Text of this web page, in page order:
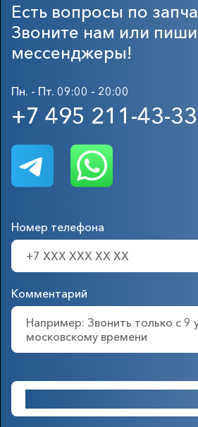
Есть вопросы по
Звоните нам или
мессенджеры!
Пн. - Пт. 09:00 - 20:00
+7 495 211-43-33
Номер телефона
Комментарий